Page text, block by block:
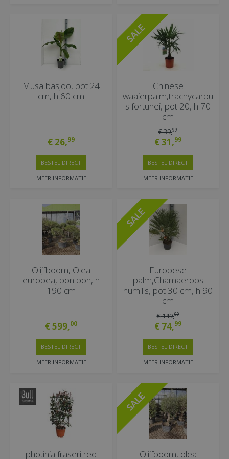
Musa basjoo, pot 24
cm, h 60 cm
€ 26,99
MEER INFORMATIE
BESTEL DIRECT
Chinese
waaierpalm,trachycarpu
s fortunei, pot 20, h 70
cm
€39,99
€31,99
MEER INFORMATIE
BESTEL DIRECT
Olijfboom, Olea
europea, pon pon, h
190 cm
€599,00
MEER INFORMATIE
BESTEL DIRECT
Europese
palm,Chamaerops
humilis, pot 30 cm, h 90
cm
€149,99
€ 74,99
MEER INFORMATIE
BESTEL DIRECT
photinia fraseri red
Olijfboom, olea